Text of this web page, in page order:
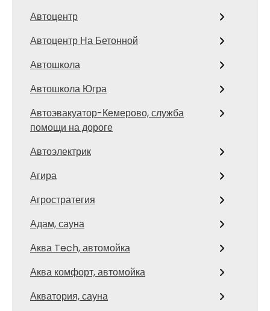
Автоцентр
Автоцентр На Бетонной
Автошкола
Автошкола Югра
Автоэвакуатор-Кемерово, служба
помощи на дороге
Автоэлектрик
Агира
Агростратегия
Адам, сауна
Аква Tech, автомойка
Аква комфорт, автомойка
Акватория, сауна